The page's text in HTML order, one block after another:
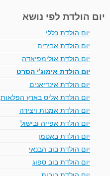
יום הולדת לפי נושא
יום הולדת כללי
יום הולדת אבירים
יום הולדת אולימפיאדה
יום הולדת אימוג'י הסרט
יום הולדת אינדיאנים
יום הולדת אליס בארץ הפלאות
יום הולדת אמנות ויצירה
יום הולדת אפייה ובישול
יום הולדת באטמן
יום הולדת בוב הבנאי
יום הולדת בוב ספוג